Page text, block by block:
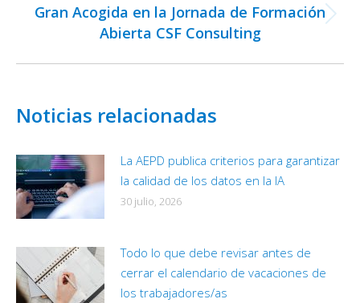
Publicación
siguiente:
Gran Acogida en la Jornada de Formación
Abierta CSF Consulting
Noticias relacionadas
La AEPD publica criterios para garantizar
la calidad de los datos en la IA
30 julio, 2026
Todo lo que debe revisar antes de
cerrar el calendario de vacaciones de
los trabajadores/as